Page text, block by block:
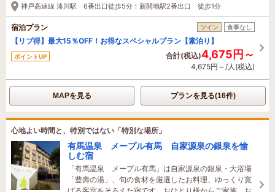
神戸高速線 湊川駅 6番出口徒歩5分！新開地駅2番出口 徒歩1分
宿泊プラン ツイン 食事なし
【リブ得】最大15％OFF！お得なスペシャルプラン【素泊り】
ポイントUP 合計(税込)4,675円～
4,675円～/人(税込)
MAPを見る プランを見る(16件)
心地よい時間と、特別ではない「特別な場所」
有馬温泉 メープル有馬 自家源泉の銀泉を愉
しむ宿
「有馬温泉 メープル有馬」は自家源泉の銀泉・大浴場
「豊壽の湯」、旬の食材を厳選したお料理、ゆっくり寛